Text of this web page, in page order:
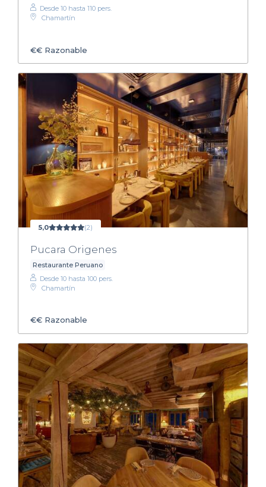
Desde 10 hasta 110 pers.
Chamartín
€€ Razonable
5,0 (2)
Pucara Origenes
Restaurante Peruano
Desde 10 hasta 100 pers.
Chamartín
€€ Razonable